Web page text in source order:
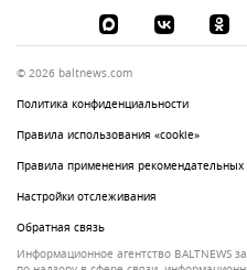
© 2026 baltnews.com
Политика конфиденциальности
Правила использования «cookie»
Правила применения рекомендательных
Настройки отслеживания
Обратная связь
Информационное агентство BALTNEWS